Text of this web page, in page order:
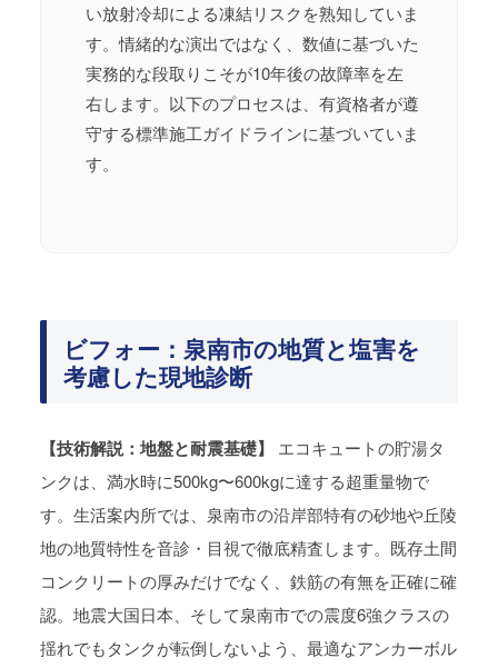
い放射冷却による凍結リスクを熟知していま
す。情緒的な演出ではなく、数値に基づいた
実務的な段取りこそが10年後の故障率を左
右します。以下のプロセスは、有資格者が遵
守する標準施工ガイドラインに基づいていま
す。
ビフォー：泉南市の地質と塩害を
考慮した現地診断
【技術解説：地盤と耐震基礎】
エコキュートの貯湯タ
ンクは、満水時に500kg〜600kgに達する超重量物で
す。生活案内所では、泉南市の沿岸部特有の砂地や丘陵
地の地質特性を音診・目視で徹底精査します。既存土間
コンクリートの厚みだけでなく、鉄筋の有無を正確に確
認。地震大国日本、そして泉南市での震度6強クラスの
揺れでもタンクが転倒しないよう、最適なアンカーボル